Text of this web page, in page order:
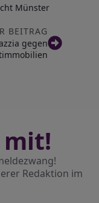
Münster
BEITRAG
gegen
Redaktion im